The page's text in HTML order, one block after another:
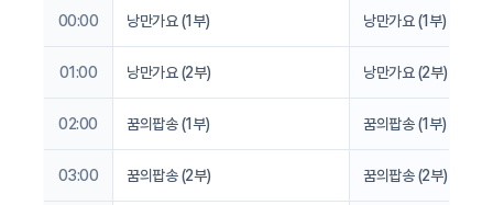
00:00 낭만가요 (1부) 낭만가요 (1부)
01:00 낭만가요 (2부) 낭만가요 (2부)
02:00 꿈의팝송 (1부) 꿈의팝송 (1부)
03:00 꿈의팝송 (2부) 꿈의팝송 (2부)